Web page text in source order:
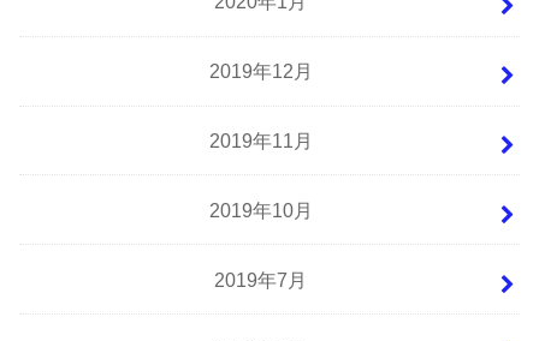
2019年12月
2019年11月
2019年10月
2019年7月